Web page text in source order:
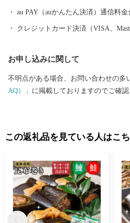
au PAY（auかんたん決済）通信料金
クレジットカード決済（VISA、
お申し込みに関して
不明点がある場合、お問い合わせの多
AQ）」 に掲載しておりますのでご確認
この返礼品を見ている人はこ